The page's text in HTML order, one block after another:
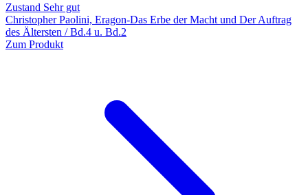
Zustand Sehr gut
Christopher Paolini, Eragon-Das Erbe der Macht und Der Auftrag
des Ältersten / Bd.4 u. Bd.2
Zum Produkt